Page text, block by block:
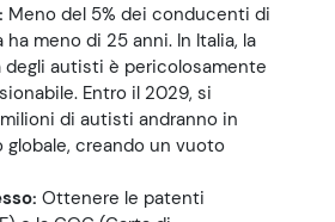
Meno del 5% dei conducenti di
meno di 25 anni. In Italia, la
degli autisti è pericolosamente
Entro il 2029, si
di autisti andranno in
globale, creando un vuoto
Ottenere le patenti